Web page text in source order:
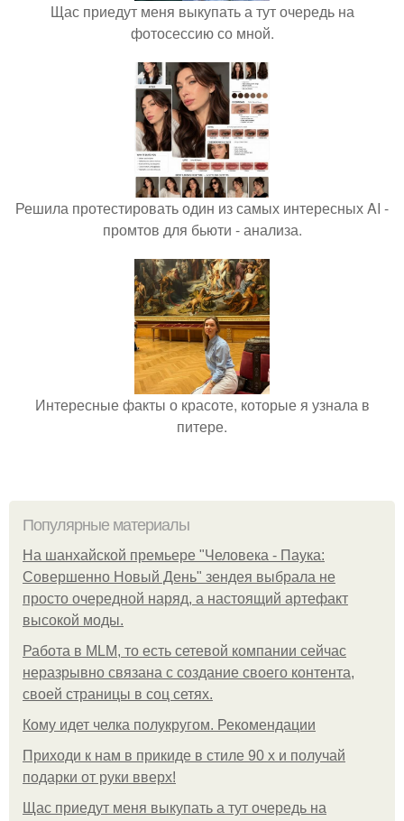
Щас приедут меня выкупать а тут очередь на
фотосессию со мной.
Решила протестировать один из самых интересных AI -
промтов для бьюти - анализа.
Интересные факты о красоте, которые я узнала в
питере.
Популярные материалы
На шанхайской премьере "Человека - Паука:
Совершенно Новый День" зендея выбрала не
просто очередной наряд, а настоящий артефакт
высокой моды.
Работа в MLM, то есть сетевой компании сейчас
неразрывно связана с создание своего контента,
своей страницы в соц сетях.
Кому идет челка полукругом. Рекомендации
Приходи к нам в прикиде в стиле 90 х и получай
подарки от руки вверх!
Щас приедут меня выкупать а тут очередь на